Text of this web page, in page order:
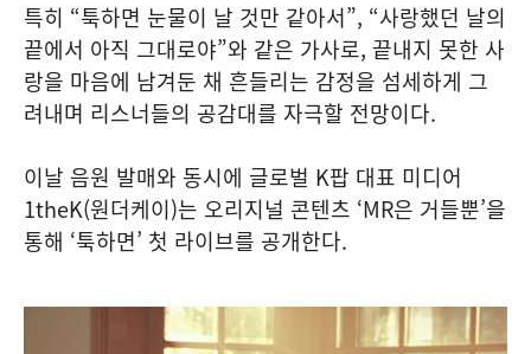
특히 “툭하면 눈물이 날 것만 같아서”, “사랑했던 날의
끝에서 아직 그대로야”와 같은 가사로, 끝내지 못한 사
랑을 마음에 남겨둔 채 흔들리는 감정을 섬세하게 그
려내며 리스너들의 공감대를 자극할 전망이다.
이날 음원 발매와 동시에 글로벌 K팝 대표 미디어
1theK(원더케이)는 오리지널 콘텐츠 ‘MR은 거들뿐’을
통해 ‘툭하면’ 첫 라이브를 공개한다.